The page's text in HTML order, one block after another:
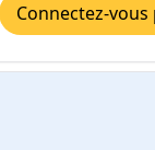
Connectez-